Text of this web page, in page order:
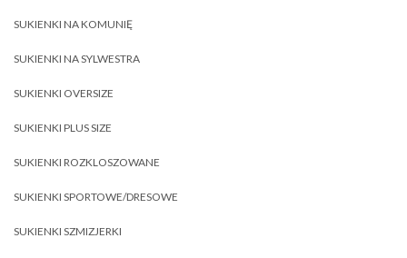
SUKIENKI NA KOMUNIĘ
SUKIENKI NA SYLWESTRA
SUKIENKI OVERSIZE
SUKIENKI PLUS SIZE
SUKIENKI ROZKLOSZOWANE
SUKIENKI SPORTOWE/DRESOWE
SUKIENKI SZMIZJERKI